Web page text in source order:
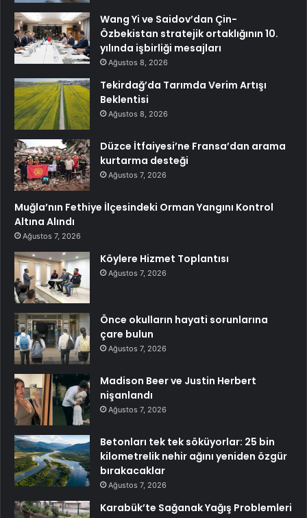
Wang Yi ve Saidov’dan Çin-
Özbekistan stratejik ortaklığının 10.
yılında işbirliği mesajları
Ağustos 8, 2026
Tekirdağ’da Tarımda Verim Artışı
Beklentisi
Ağustos 8, 2026
Düzce İtfaiyesi’ne Fransa’dan arama
kurtarma desteği
Ağustos 7, 2026
Muğla’nın Fethiye İlçesindeki Orman Yangını Kontrol
Altına Alındı
Ağustos 7, 2026
Köylere Hizmet Toplantısı
Ağustos 7, 2026
Önce okulların hayati sorunlarına
çare bulun
Ağustos 7, 2026
Madison Beer ve Justin Herbert
nişanlandı
Ağustos 7, 2026
Betonları tek tek söküyorlar: 25 bin
kilometrelik nehir ağını yeniden özgür
bırakacaklar
Ağustos 7, 2026
Karabük’te Sağanak Yağış Problemleri